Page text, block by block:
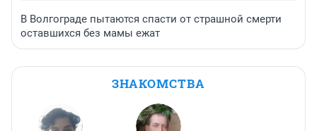
В Волгограде пытаются спасти от страшной смерти
оставшихся без мамы ежат
ЗНАКОМСТВА